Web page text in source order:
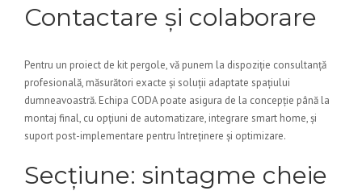
Contactare și colaborare
Pentru un proiect de kit pergole, vă punem la dispoziție consultanță
profesională, măsurători exacte și soluții adaptate spațiului
dumneavoastră. Echipa CODA poate asigura de la concepție până la
montaj final, cu opțiuni de automatizare, integrare smart home, și
suport post-implementare pentru întreținere și optimizare.
Secțiune: sintagme cheie